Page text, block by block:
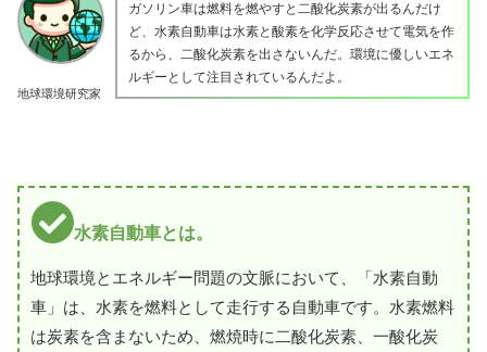
地球環境研究家
ガソリン車は燃料を燃やすと二酸化炭素が出るんだけ
ど、水素自動車は水素と酸素を化学反応させて電気を作
るから、二酸化炭素を出さないんだ。環境に優しいエネ
ルギーとして注目されているんだよ。
水素自動車とは。
地球環境とエネルギー問題の文脈において、「水素自動
車」は、水素を燃料として走行する自動車です。水素燃料
は炭素を含まないため、燃焼時に二酸化炭素、一酸化炭